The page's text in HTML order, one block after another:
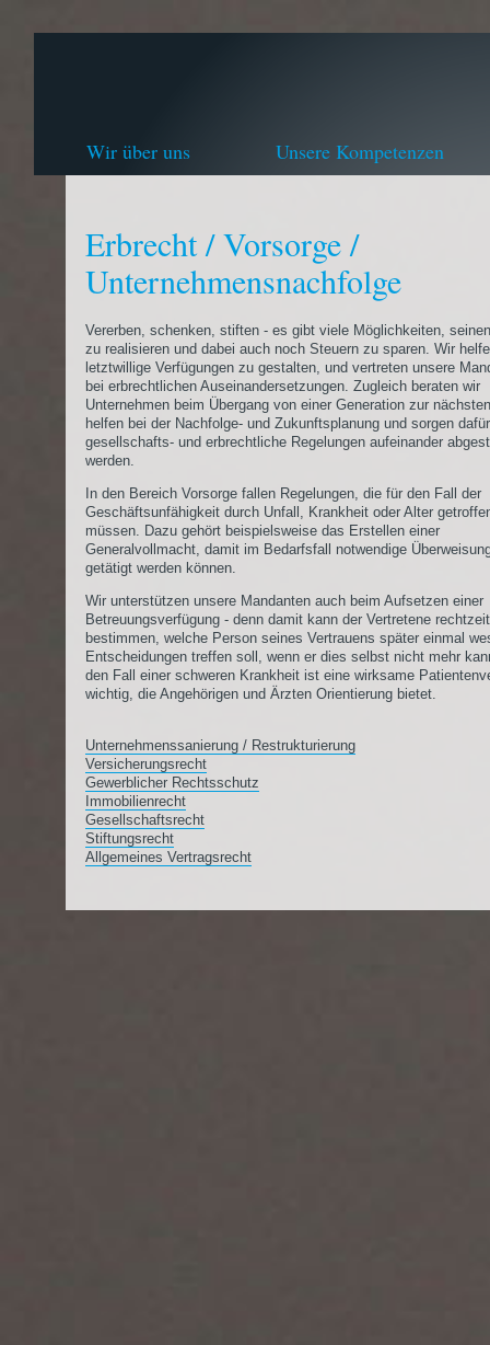
Wir über uns Unsere Kompetenzen
Erbrecht / Vorsorge /
Unternehmensnachfolge
Vererben, schenken, stiften - es gibt viele Möglichkeiten,
zu realisieren und dabei auch noch Steuern zu sparen. Wir
letztwillige Verfügungen zu gestalten, und vertreten unsere
bei erbrechtlichen Auseinandersetzungen. Zugleich beraten wir
Unternehmen beim Übergang von einer Generation zur
helfen bei der Nachfolge- und Zukunftsplanung und sorgen
gesellschafts- und erbrechtliche Regelungen aufeinander
werden.
In den Bereich Vorsorge fallen Regelungen, die für den Fall der
Geschäftsunfähigkeit durch Unfall, Krankheit oder Alter
müssen. Dazu gehört beispielsweise das Erstellen einer
Generalvollmacht, damit im Bedarfsfall notwendige
getätigt werden können.
Wir unterstützen unsere Mandanten auch beim Aufsetzen einer
Betreuungsverfügung - denn damit kann der Vertretene
bestimmen, welche Person seines Vertrauens später einmal
Entscheidungen treffen soll, wenn er dies selbst nicht mehr
den Fall einer schweren Krankheit ist eine wirksame
wichtig, die Angehörigen und Ärzten Orientierung bietet.
Unternehmenssanierung / Restrukturierung
Versicherungsrecht
Gewerblicher Rechtsschutz
Immobilienrecht
Gesellschaftsrecht
Stiftungsrecht
Allgemeines Vertragsrecht